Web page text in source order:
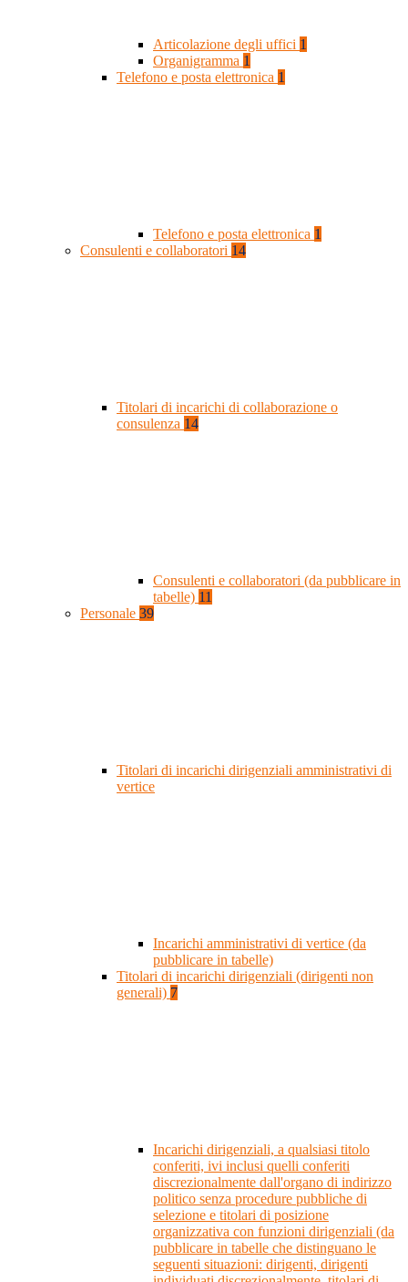
Articolazione degli uffici 1
Organigramma 1
Telefono e posta elettronica 1
Telefono e posta elettronica 1
Consulenti e collaboratori 14
Titolari di incarichi di collaborazione o
consulenza 14
Consulenti e collaboratori (da pubblicare in
tabelle) 11
Personale 39
Titolari di incarichi dirigenziali amministrativi di
vertice
Incarichi amministrativi di vertice (da
pubblicare in tabelle)
Titolari di incarichi dirigenziali (dirigenti non
generali) 7
Incarichi dirigenziali, a qualsiasi titolo
conferiti, ivi inclusi quelli conferiti
discrezionalmente dall'organo di indirizzo
politico senza procedure pubbliche di
selezione e titolari di posizione
organizzativa con funzioni dirigenziali (da
pubblicare in tabelle che distinguano le
seguenti situazioni: dirigenti, dirigenti